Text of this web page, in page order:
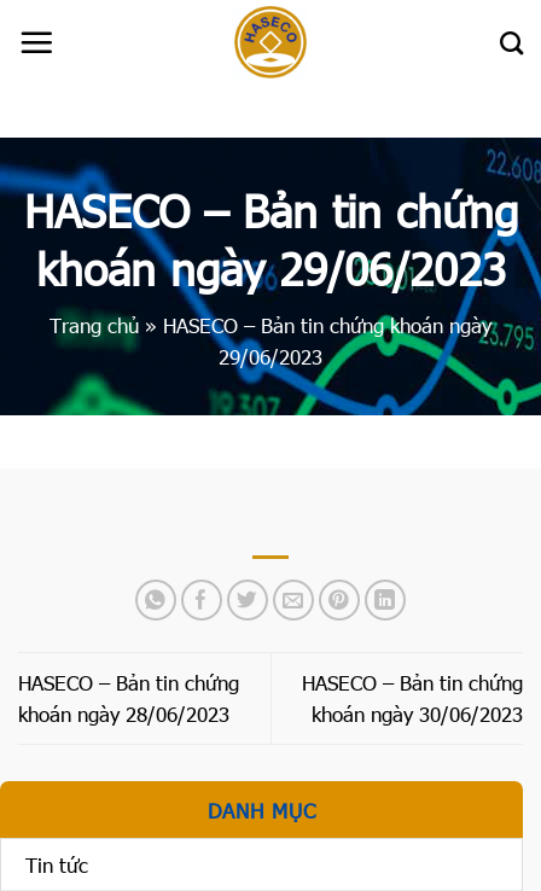
HASECO – Bản tin chứng
khoán ngày 29/06/2023
Trang chủ » HASECO – Bản tin chứng khoán ngày
29/06/2023
HASECO – Bản tin chứng
khoán ngày 28/06/2023
HASECO – Bản tin chứng
khoán ngày 30/06/2023
DANH MỤC
Tin tức